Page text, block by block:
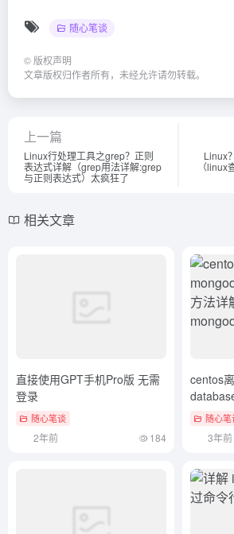
随心笔谈
© 版权声明
文章版权归作者所有，未经允许请勿转载。
上一篇
Linux行处理工具之grep？正则
表达式详解（grep用法详解:grep
与正则表达式）太疯狂了
Linux
（linux
相关文章
直接使用GPT手机Pro版 无需
登录
随心笔谈
2年前 184
centos
（随心笔
3年前